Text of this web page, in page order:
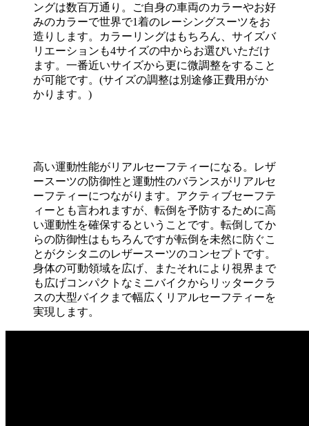
ングは数百万通り。ご自身の車両のカラーやお好
みのカラーで世界で1着のレーシングスーツをお
造りします。カラーリングはもちろん、サイズバ
リエーションも4サイズの中からお選びいただけ
ます。一番近いサイズから更に微調整をすること
が可能です。(サイズの調整は別途修正費用がか
かります。)
高い運動性能がリアルセーフティーになる。レザ
ースーツの防御性と運動性のバランスがリアルセ
ーフティーにつながります。アクティブセーフテ
ィーとも言われますが、転倒を予防するために高
い運動性を確保するということです。転倒してか
らの防御性はもちろんですが転倒を未然に防ぐこ
とがクシタニのレザースーツのコンセプトです。
身体の可動領域を広げ、またそれにより視界まで
も広げコンパクトなミニバイクからリッタークラ
スの大型バイクまで幅広くリアルセーフティーを
実現します。